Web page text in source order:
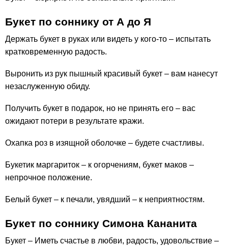
Букет по соннику от А до Я
Держать букет в руках или видеть у кого-то – испытать
кратковременную радость.
Выронить из рук пышный красивый букет – вам нанесут
незаслуженную обиду.
Получить букет в подарок, но не принять его – вас
ожидают потери в результате кражи.
Охапка роз в изящной оболочке – будете счастливы.
Букетик маргариток – к огорчениям, букет маков –
непрочное положение.
Белый букет – к печали, увядший – к неприятностям.
Букет по соннику Симона Кананита
Букет – Иметь счастье в любви, радость, удовольствие –